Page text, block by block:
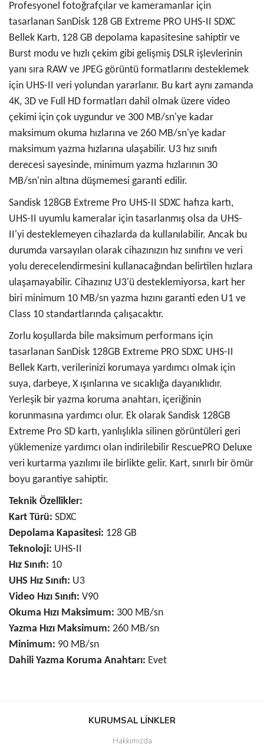
Profesyonel fotoğrafçılar ve kameramanlar için
tasarlanan SanDisk 128 GB Extreme PRO UHS-II SDXC
Bellek Kartı, 128 GB depolama kapasitesine sahiptir ve
Burst modu ve hızlı çekim gibi gelişmiş DSLR işlevlerinin
yanı sıra RAW ve JPEG görüntü formatlarını desteklemek
için UHS-II veri yolundan yararlanır. Bu kart aynı zamanda
4K, 3D ve Full HD formatları dahil olmak üzere video
çekimi için çok uygundur ve 300 MB/sn'ye kadar
maksimum okuma hızlarına ve 260 MB/sn'ye kadar
maksimum yazma hızlarına ulaşabilir. U3 hız sınıfı
derecesi sayesinde, minimum yazma hızlarının 30
MB/sn'nin altına düşmemesi garanti edilir.
Sandisk 128GB Extreme Pro UHS-II SDXC hafıza kartı,
UHS-II uyumlu kameralar için tasarlanmış olsa da UHS-
II'yi desteklemeyen cihazlarda da kullanılabilir. Ancak bu
durumda varsayılan olarak cihazınızın hız sınıfını ve veri
yolu derecelendirmesini kullanacağından belirtilen hızlara
ulaşamayabilir. Cihazınız U3'ü desteklemiyorsa, kart her
biri minimum 10 MB/sn yazma hızını garanti eden U1 ve
Class 10 standartlarında çalışacaktır.
Zorlu koşullarda bile maksimum performans için
tasarlanan SanDisk 128GB Extreme PRO SDXC UHS-II
Bellek Kartı, verilerinizi korumaya yardımcı olmak için
suya, darbeye, X ışınlarına ve sıcaklığa dayanıklıdır.
Yerleşik bir yazma koruma anahtarı, içeriğinin
korunmasına yardımcı olur. Ek olarak Sandisk 128GB
Extreme Pro SD kartı, yanlışlıkla silinen görüntüleri geri
yüklemenize yardımcı olan indirilebilir RescuePRO Deluxe
veri kurtarma yazılımı ile birlikte gelir. Kart, sınırlı bir ömür
boyu garantiye sahiptir.
Teknik Özellikler:
Kart Türü: SDXC
Depolama Kapasitesi: 128 GB
Teknoloji: UHS-II
Hız Sınıfı: 10
UHS Hız Sınıfı: U3
Video Hızı Sınıfı: V90
Okuma Hızı Maksimum: 300 MB/sn
Yazma Hızı Maksimum: 260 MB/sn
Minimum: 90 MB/sn
Dahili Yazma Koruma Anahtarı: Evet
tarafımıza iletebilirsiniz.KURUMSAL LİNKLER
Hakkımızda